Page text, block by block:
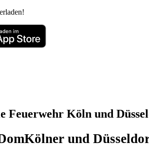
Feuerwehr Köln und
Kölner und